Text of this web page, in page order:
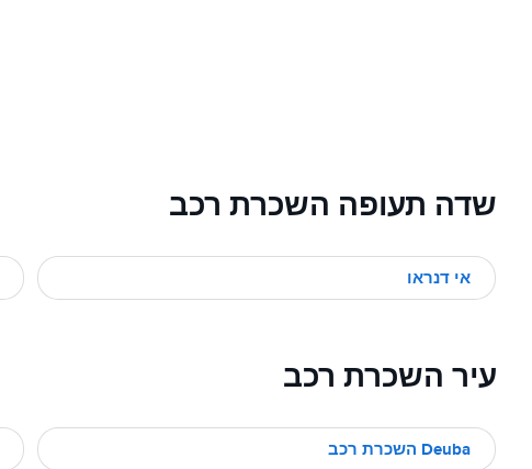
שדה תעופה השכרת רכב
אי דנראו
עיר השכרת רכב
Deuba השכרת רכב